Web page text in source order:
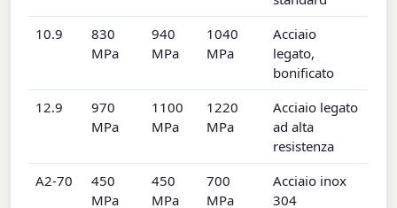
10.9
830
MPa
940
MPa
1040
MPa
Acciaio
legato,
bonificato
12.9
970
MPa
1100
MPa
1220
MPa
Acciaio legato
ad alta
resistenza
A2-70
450
MPa
450
MPa
700
MPa
Acciaio inox
304